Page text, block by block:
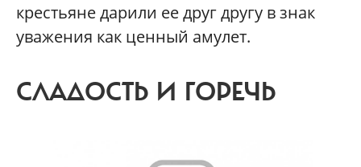
крестьяне дарили ее друг другу в знак
уважения как ценный амулет.
СЛАДОСТЬ И ГОРЕЧЬ